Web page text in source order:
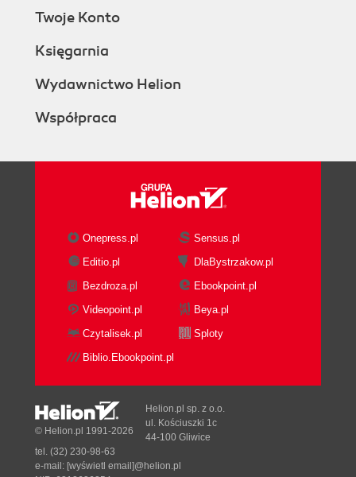
Twoje Konto
Księgarnia
Wydawnictwo Helion
Współpraca
Onepress.pl
Sensus.pl
Editio.pl
DlaBystrzakow.pl
Bezdroza.pl
Ebookpoint.pl
Videopoint.pl
Beya.pl
Czytalisek.pl
Sploty
Biblio.Ebookpoint.pl
© Helion.pl 1991-2026
Helion.pl sp. z o.o.
ul. Kościuszki 1c
44-100 Gliwice
tel. (32) 230-98-63
e-mail: [wyświetl email]@helion.pl